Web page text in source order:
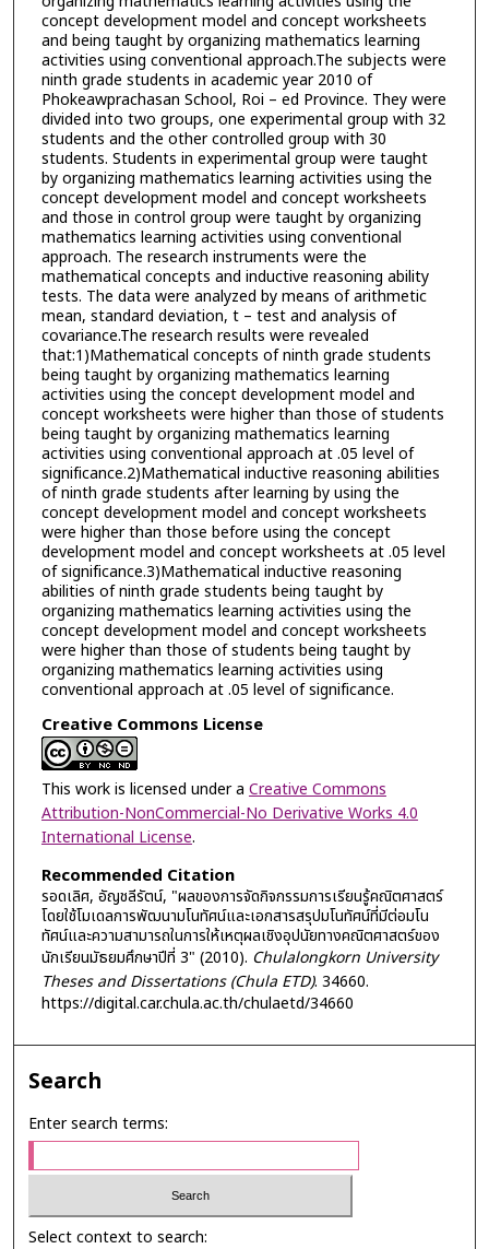
concept development model and concept worksheets
and being taught by organizing mathematics learning
activities using conventional approach.The subjects were
ninth grade students in academic year 2010 of
Phokeawprachasan School, Roi – ed Province. They were
divided into two groups, one experimental group with 32
students and the other controlled group with 30
students. Students in experimental group were taught
by organizing mathematics learning activities using the
concept development model and concept worksheets
and those in control group were taught by organizing
mathematics learning activities using conventional
approach. The research instruments were the
mathematical concepts and inductive reasoning ability
tests. The data were analyzed by means of arithmetic
mean, standard deviation, t – test and analysis of
covariance.The research results were revealed
that:1)Mathematical concepts of ninth grade students
being taught by organizing mathematics learning
activities using the concept development model and
concept worksheets were higher than those of students
being taught by organizing mathematics learning
activities using conventional approach at .05 level of
significance.2)Mathematical inductive reasoning abilities
of ninth grade students after learning by using the
concept development model and concept worksheets
were higher than those before using the concept
development model and concept worksheets at .05 level
of significance.3)Mathematical inductive reasoning
abilities of ninth grade students being taught by
organizing mathematics learning activities using the
concept development model and concept worksheets
were higher than those of students being taught by
organizing mathematics learning activities using
conventional approach at .05 level of significance.
Creative Commons License
This work is licensed under a Creative Commons
Attribution-NonCommercial-No Derivative Works 4.0
International License.
Recommended Citation
รอดเลิศ, อัญชลีรัตน์, "ผลของการจัดกิจกรรมการเรียนรู้คณิตศาสตร์
โดยใช้โมเดลการพัฒนามโนทัศน์และเอกสารสรุปมโนทัศน์ที่มีต่อมโน
ทัศน์และความสามารถในการให้เหตุผลเชิงอุปนัยทางคณิตศาสตร์ของ
นักเรียนมัธยมศึกษาปีที่ 3" (2010). Chulalongkorn University
Theses and Dissertations (Chula ETD). 34660.
https://digital.car.chula.ac.th/chulaetd/34660
Search
Enter search terms:
Select context to search: